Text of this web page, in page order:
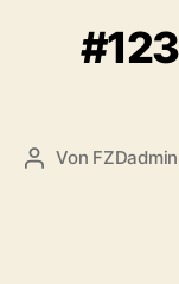
Beitragsautor
Von FZDadmin